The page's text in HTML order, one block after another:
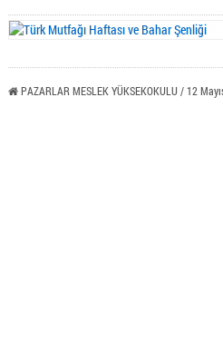
PAZARLAR MESLEK YÜKSEKOKULU / 12